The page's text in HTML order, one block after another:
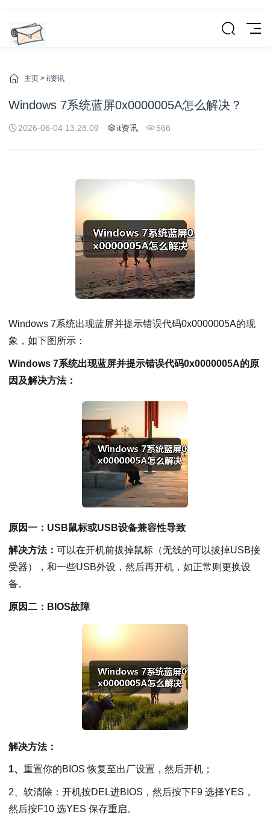
主页 > it资讯
Windows 7系统蓝屏0x0000005A怎么解决？
2026-06-04 13:28:09 it资讯 566
Windows 7系统出现蓝屏并提示错误代码0x0000005A的现
象，如下图所示：
Windows 7系统出现蓝屏并提示错误代码0x0000005A的原
因及解决方法：
原因一：USB鼠标或USB设备兼容性导致
解决方法： 可以在开机前拔掉鼠标（无线的可以拔掉USB接
受器），和一些USB外设，然后再开机，如正常则更换设
备。
原因二：BIOS故障
解决方法：
1、 重置你的BIOS 恢复至出厂设置，然后开机；
2、软清除：开机按DEL进BIOS，然后按下F9 选择YES，
然后按F10 选YES 保存重启。